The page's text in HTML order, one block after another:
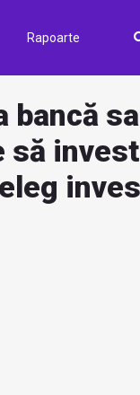
Rapoarte
bancă
să